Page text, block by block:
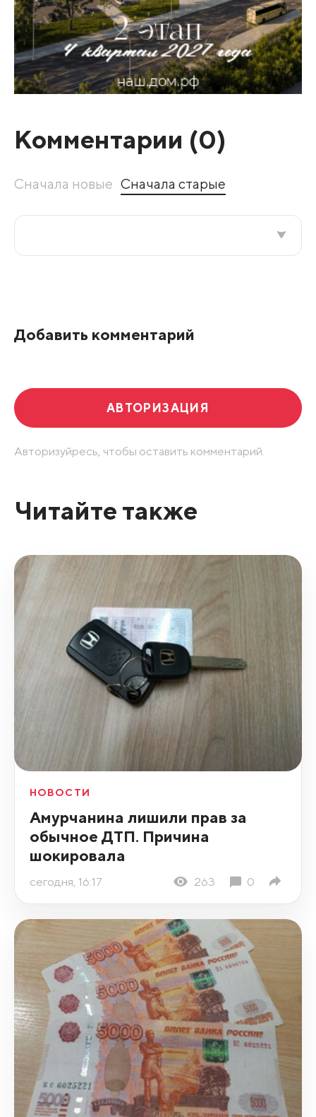
Комментарии (0)
Сначала новые Сначала старые
Добавить комментарий
АВТОРИЗАЦИЯ
Авторизуйресь, чтобы оставить комментарий.
Читайте также
НОВОСТИ
Амурчанина лишили прав за
обычное ДТП. Причина
шокировала
сегодня, 16:17 263 0